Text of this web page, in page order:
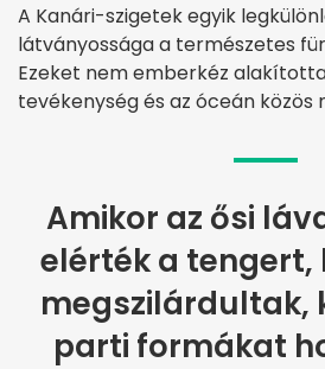
A Kanári-szigetek egyik
látványossága a természetes
Ezeket nem emberkéz
tevékenység és az óceán közös
Amikor az ősi
elérték a tengert,
megszilárdultak,
parti formákat